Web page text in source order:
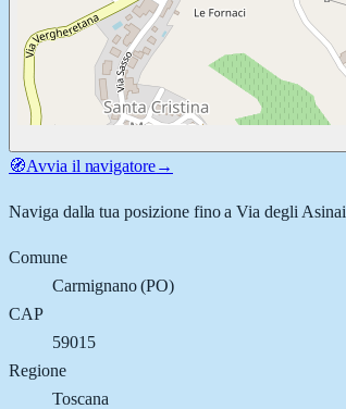
🧭Avvia il navigatore→
Naviga dalla tua posizione fino aVia degli Asinai
Comune
Carmignano(PO)
CAP
59015
Regione
Toscana